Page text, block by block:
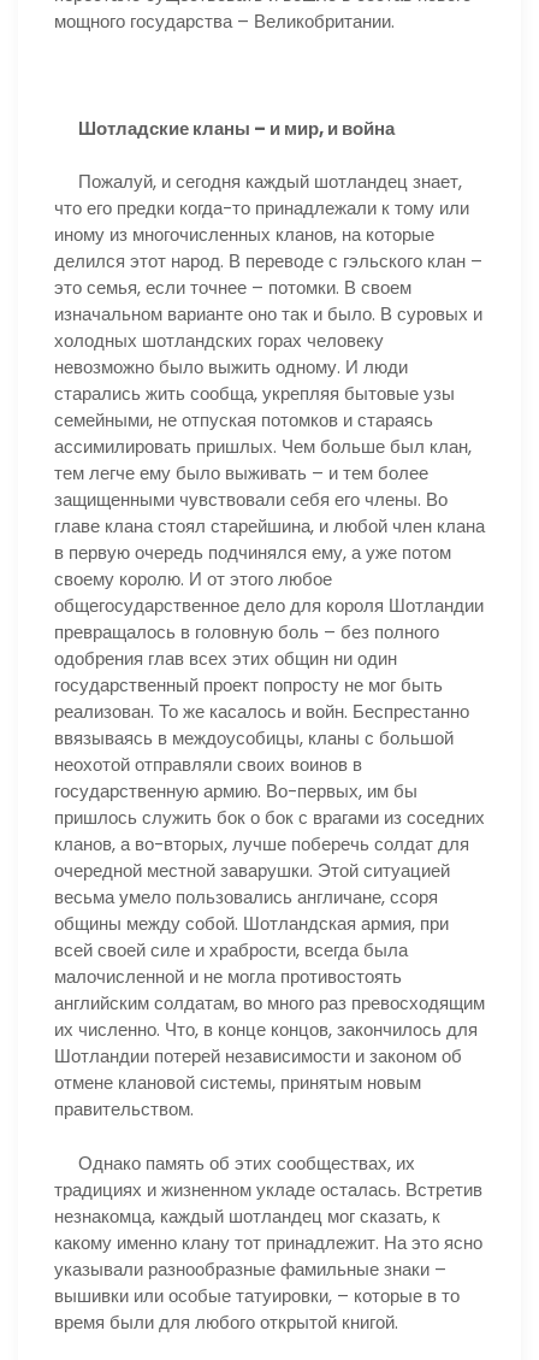
мощного государства – Великобритании.
Шотладские кланы – и мир, и война
Пожалуй, и сегодня каждый шотландец знает,
что его предки когда-то принадлежали к тому или
иному из многочисленных кланов, на которые
делился этот народ. В переводе с гэльского клан –
это семья, если точнее – потомки. В своем
изначальном варианте оно так и было. В суровых и
холодных шотландских горах человеку
невозможно было выжить одному. И люди
старались жить сообща, укрепляя бытовые узы
семейными, не отпуская потомков и стараясь
ассимилировать пришлых. Чем больше был клан,
тем легче ему было выживать – и тем более
защищенными чувствовали себя его члены. Во
главе клана стоял старейшина, и любой член клана
в первую очередь подчинялся ему, а уже потом
своему королю. И от этого любое
общегосударственное дело для короля Шотландии
превращалось в головную боль – без полного
одобрения глав всех этих общин ни один
государственный проект попросту не мог быть
реализован. То же касалось и войн. Беспрестанно
ввязываясь в междоусобицы, кланы с большой
неохотой отправляли своих воинов в
государственную армию. Во-первых, им бы
пришлось служить бок о бок с врагами из соседних
кланов, а во-вторых, лучше поберечь солдат для
очередной местной заварушки. Этой ситуацией
весьма умело пользовались англичане, ссоря
общины между собой. Шотландская армия, при
всей своей силе и храбрости, всегда была
малочисленной и не могла противостоять
английским солдатам, во много раз превосходящим
их численно. Что, в конце концов, закончилось для
Шотландии потерей независимости и законом об
отмене клановой системы, принятым новым
правительством.
Однако память об этих сообществах, их
традициях и жизненном укладе осталась. Встретив
незнакомца, каждый шотландец мог сказать, к
какому именно клану тот принадлежит. На это ясно
указывали разнообразные фамильные знаки –
вышивки или особые татуировки, – которые в то
время были для любого открытой книгой.